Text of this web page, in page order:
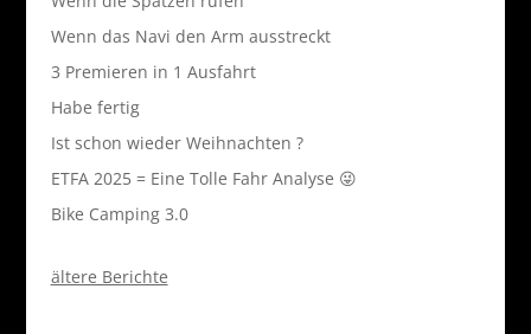
Wenn das Navi den Arm ausstreckt
3 Premieren in 1 Ausfahrt
Habe fertig
Ist schon wieder Weihnachten ?
ETFA 2025 = Eine Tolle Fahr Analyse 😜
Bike Camping 3.0
ältere Berichte